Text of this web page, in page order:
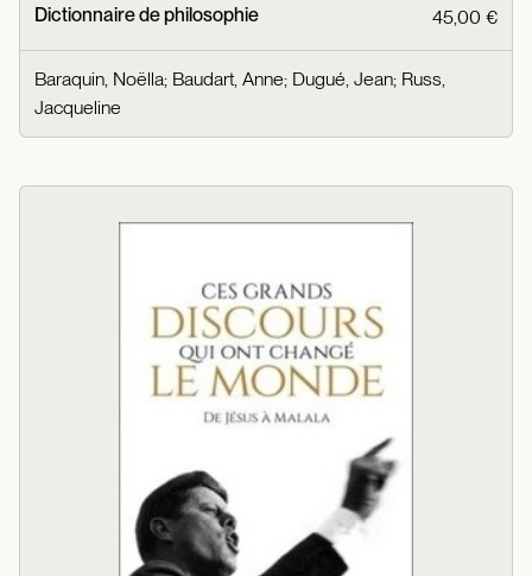
Dictionnaire de philosophie 45,00 €
Baraquin, Noëlla; Baudart, Anne; Dugué, Jean; Russ,
Jacqueline